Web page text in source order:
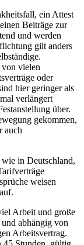
ein Attest
Beiträge zur
und werden
gilt anders
vielen
oder
hier geringer als
verlängert
über.
gekommen,
auch
in Deutschland,
weisen
Arbeit und große
abhängig von
Arbeitsvertrag.